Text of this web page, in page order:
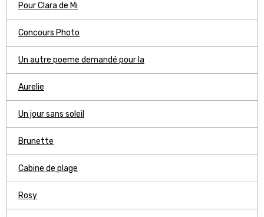
Pour Clara de Mi
Concours Photo
Un autre poeme demandé pour la
Aurelie
Un jour sans soleil
Brunette
Cabine de plage
Rosy